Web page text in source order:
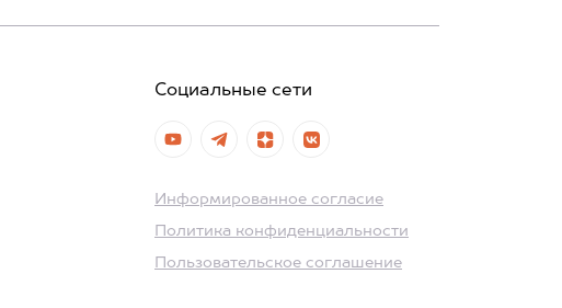
Социальные сети
Информированное согласие
Политика конфиденциальности
Пользовательское соглашение